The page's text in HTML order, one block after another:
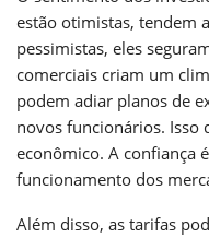
estão otimistas, tendem
pessimistas, eles
comerciais criam um
podem adiar planos de
novos funcionários. Isso
econômico. A confiança
funcionamento dos
Além disso, as tarifas